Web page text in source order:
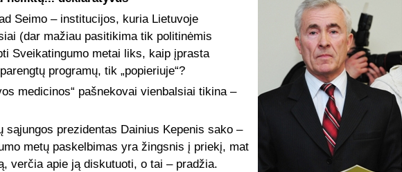
Seimo – institucijos, kuria Lietuvoje
(dar mažiau pasitikima tik politinėmis
Sveikatingumo metai liks, kaip įprasta
programų, tik „popieriuje“?
medicinos“ pašnekovai vienbalsiai tikina –
sąjungos prezidentas Dainius Kepenis sako –
metų paskelbimas yra žingsnis į priekį, mat
verčia apie ją diskutuoti, o tai – pradžia.